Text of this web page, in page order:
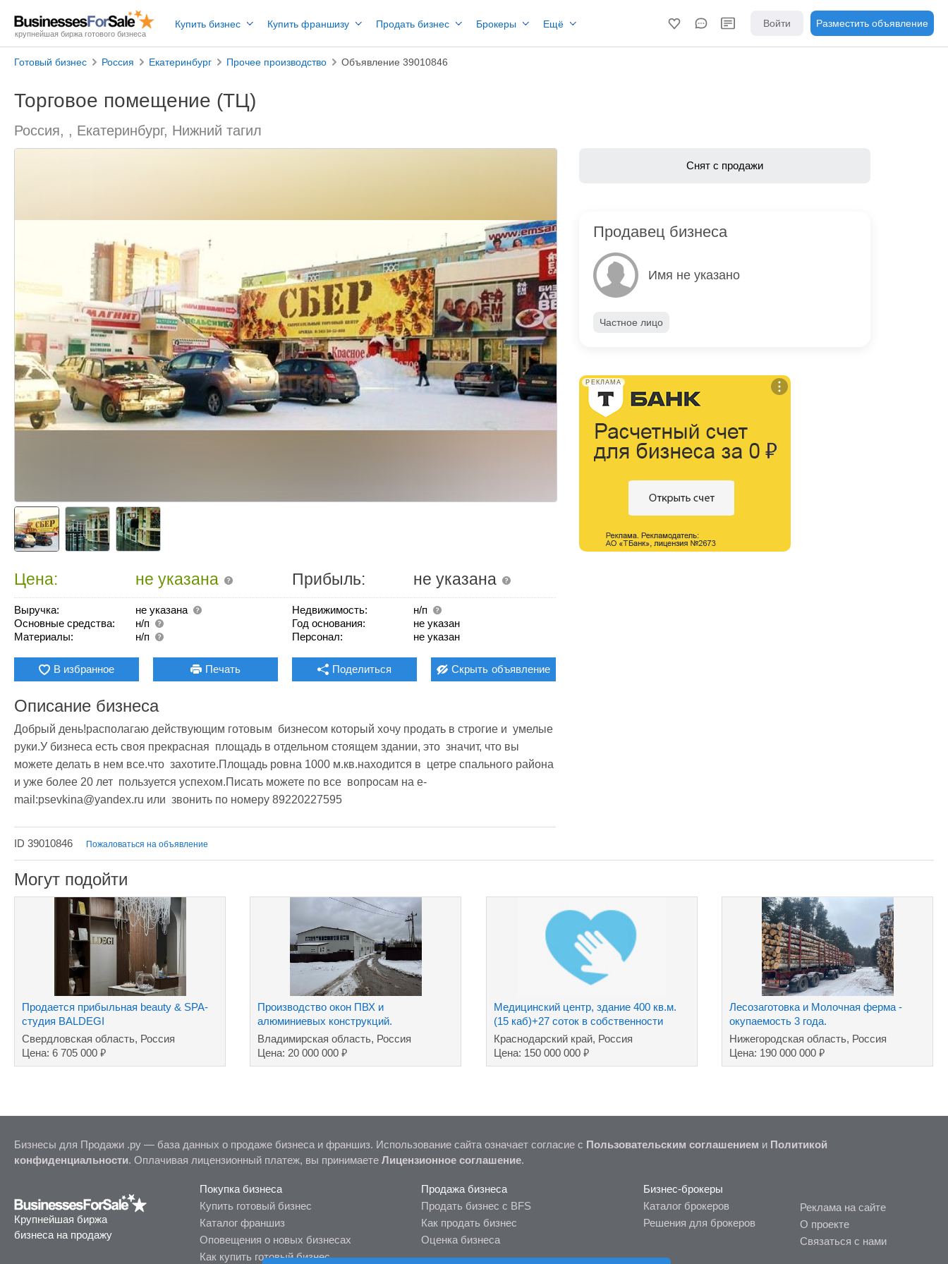
крупнейшая биржа готового бизнеса
Купить бизнес Купить франшизу Продать бизнес Брокеры Ещё Войти Разместить объявление
Готовый бизнес Россия Екатеринбург Прочее производство Объявление 39010846
Торговое помещение (ТЦ)
Россия, , Екатеринбург, Нижний тагил
Цена: не указана Прибыль: не указана
Выручка:
не указана
Основные средства:
н/п
Материалы:
н/п
Недвижимость:
н/п
Год основания:
не указан
Персонал:
не указан
В избранное Печать Поделиться Скрыть объявление
Описание бизнеса
Добрый день!располагаю действующим готовым  бизнесом который хочу продать в строгие и  умелые
руки.У бизнеса есть своя прекрасная  площадь в отдельном стоящем здании, это  значит, что вы
можете делать в нем все.что  захотите.Площадь ровна 1000 м.кв.находится в  цетре спального района
и уже более 20 лет  пользуется успехом.Писать можете по все  вопросам на e-
mail:psevkina@yandex.ru или  звонить по номеру 89220227595
Снят с продажи
Продавец бизнеса
Имя не указано
Частное лицо
РЕКЛАМА
ID 39010846 Пожаловаться на объявление
Могут подойти
Продается прибыльная beauty & SPA-
студия BALDEGI
Свердловская область, Россия
Цена: 6 705 000 ₽
Производство окон ПВХ и
алюминиевых конструкций.
Владимирская область, Россия
Цена: 20 000 000₽
Медицинский центр, здание 400 кв.м.
(15 каб)+27 соток в собственности
Краснодарский край, Россия
Цена: 150 000 000 ₽
Лесозаготовка и Молочная ферма -
окупаемость 3 года.
Нижегородская область, Россия
Цена: 190 000 000₽
Бизнесы для Продажи .ру — база данных о продаже бизнеса и франшиз. Использование сайта означает согласие с Пользовательским соглашением и Политикой
конфиденциальности. Оплачивая лицензионный платеж, вы принимаете Лицензионное соглашение.
Крупнейшая биржа
бизнеса на продажу
Покупка бизнеса
Купить готовый бизнес
Каталог франшиз
Оповещения о новых бизнесах
Как купить готовый бизнес
Продажа бизнеса
Продать бизнес с BFS
Как продать бизнес
Оценка бизнеса
Бизнес-брокеры
Каталог брокеров
Решения для брокеров
Реклама на сайте
О проекте
Связаться с нами